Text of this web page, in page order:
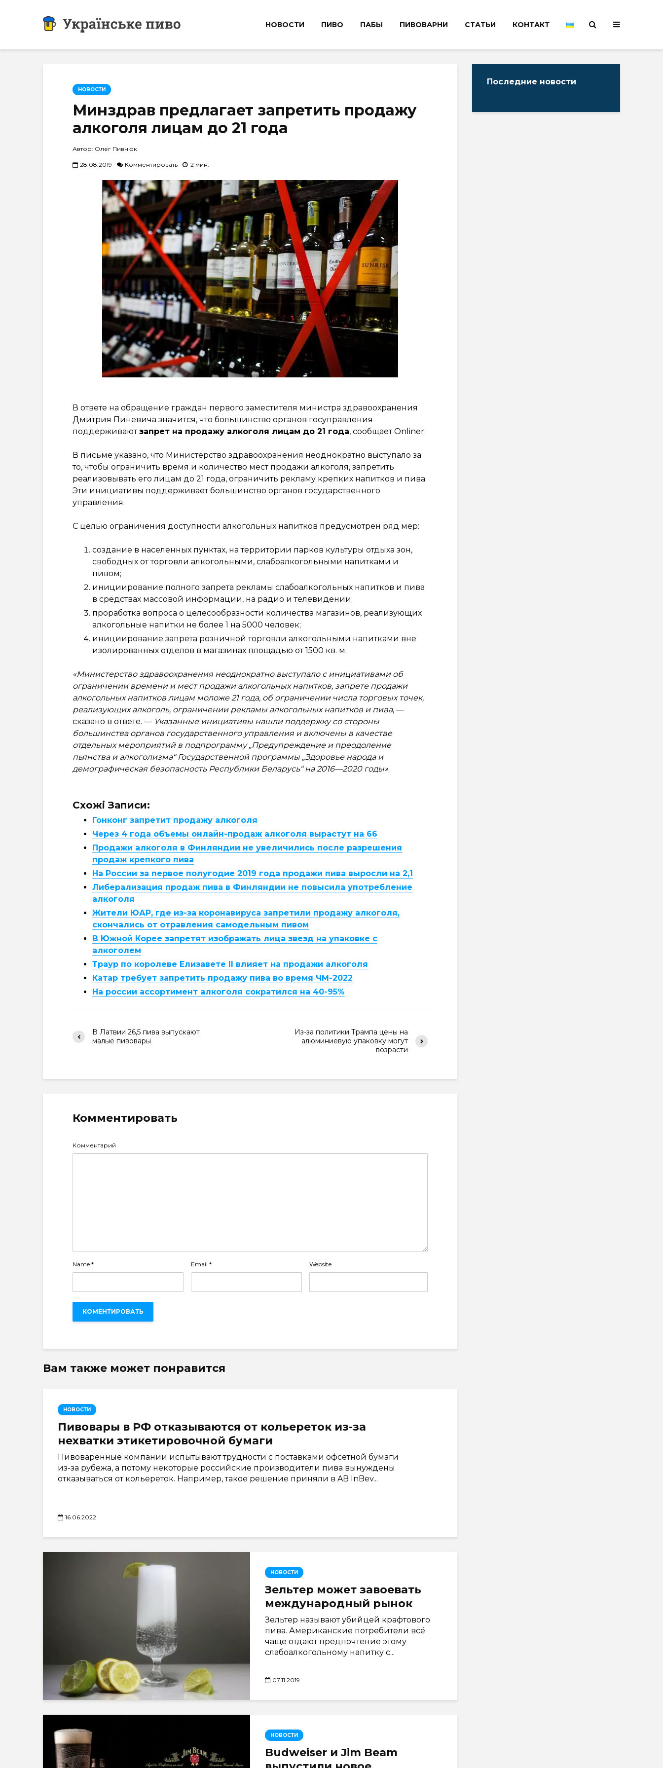
НОВОСТИ ПИВО ПАБЫ ПИВОВАРНИ СТАТЬИ КОНТАКТ
НОВОСТИ
Минздрав предлагает запретить продажу
алкоголя лицам до 21 года
Автор: Олег Пивнюк
28.08.2019 Комментировать 2 мин.
В ответе на обращение граждан первого заместителя министра здравоохранения
Дмитрия Пиневича значится, что большинство органов госуправления
поддерживаютзапрет на продажу алкоголя лицам до 21 года, сообщает Onliner.
В письме указано, что Министерство здравоохранения неоднократно выступало за
то, чтобы ограничить время и количество мест продажи алкоголя, запретить
реализовывать его лицам до 21 года, ограничить рекламу крепких напитков и пива.
Эти инициативы поддерживает большинство органов государственного
управления.
С целью ограничения доступности алкогольных напитков предусмотрен ряд мер:
создание в населенных пунктах, на территории парков культуры отдыха зон,
свободных от торговли алкогольными, слабоалкогольными напитками и
пивом;
инициирование полного запрета рекламы слабоалкогольных напитков и пива
в средствах массовой информации, на радио и телевидении;
проработка вопроса о целесообразности количества магазинов, реализующих
алкогольные напитки не более 1 на 5000 человек;
инициирование запрета розничной торговли алкогольными напитками вне
изолированных отделов в магазинах площадью от 1500 кв. м.
«Министерство здравоохранения неоднократно выступало с инициативами об
ограничении времени и мест продажи алкогольных напитков, запрете продажи
алкогольных напитков лицам моложе 21 года, об ограничении числа торговых точек,
реализующих алкоголь, ограничении рекламы алкогольных напитков и пива, —
сказано в ответе. — Указанные инициативы нашли поддержку со стороны
большинства органов государственного управления и включены в качестве
отдельных мероприятий в подпрограмму „Предупреждение и преодоление
пьянства и алкоголизма“ Государственной программы „Здоровье народа и
демографическая безопасность Республики Беларусь“ на 2016—2020 годы».
Схожі Записи:
Гонконг запретит продажу алкоголя
Через 4 года объемы онлайн-продаж алкоголя вырастут на 66
Продажи алкоголя в Финляндии не увеличились после разрешения
продаж крепкого пива
На России за первое полугодие 2019 года продажи пива выросли на 2,1
Либерализация продаж пива в Финляндии не повысила употребление
алкоголя
Жители ЮАР, где из-за коронавируса запретили продажу алкоголя,
скончались от отравления самодельным пивом
В Южной Корее запретят изображать лица звезд на упаковке с
алкоголем
Траур по королеве Елизавете II влияет на продажи алкоголя
Катар требует запретить продажу пива во время ЧМ-2022
На россии ассортимент алкоголя сократился на 40-95%
В Латвии 26,5 пива выпускают
малые пивовары
Из-за политики Трампа цены на
алюминиевую упаковку могут
возрасти
Комментировать
Комментарий
Name * Email * Website
Вам также может понравится
НОВОСТИ
Пивовары в РФ отказываются от кольереток из-за
нехватки этикетировочной бумаги
Пивоваренные компании испытывают трудности с поставками офсетной бумаги
из-за рубежа, а потому некоторые российские производители пива вынуждены
отказываться от кольереток. Например, такое решение приняли в AB InBev...
16.06.2022
НОВОСТИ
Зельтер может завоевать
международный рынок
Зельтер называют убийцей крафтового
пива. Американские потребители всё
чаще отдают предпочтение этому
слабоалкогольному напитку с...
07.11.2019
НОВОСТИ
Budweiser и Jim Beam
Последние новости